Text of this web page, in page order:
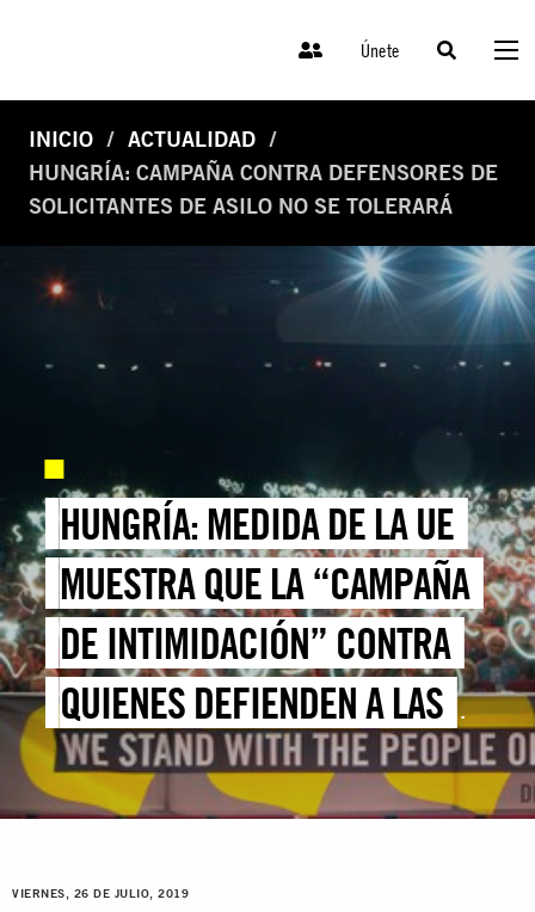
Únete
INICIO
ACTUALIDAD
HUNGRÍA: CAMPAÑA CONTRA DEFENSORES DE
SOLICITANTES DE ASILO NO SE TOLERARÁ
HUNGRÍA: MEDIDA DE LA UE
MUESTRA QUE LA “CAMPAÑA
DE INTIMIDACIÓN” CONTRA
QUIENES DEFIENDEN A LAS
PERSONAS SOLICITANTES DE
ASILO NO SE TOLERARÁ
VIERNES, 26 DE JULIO, 2019